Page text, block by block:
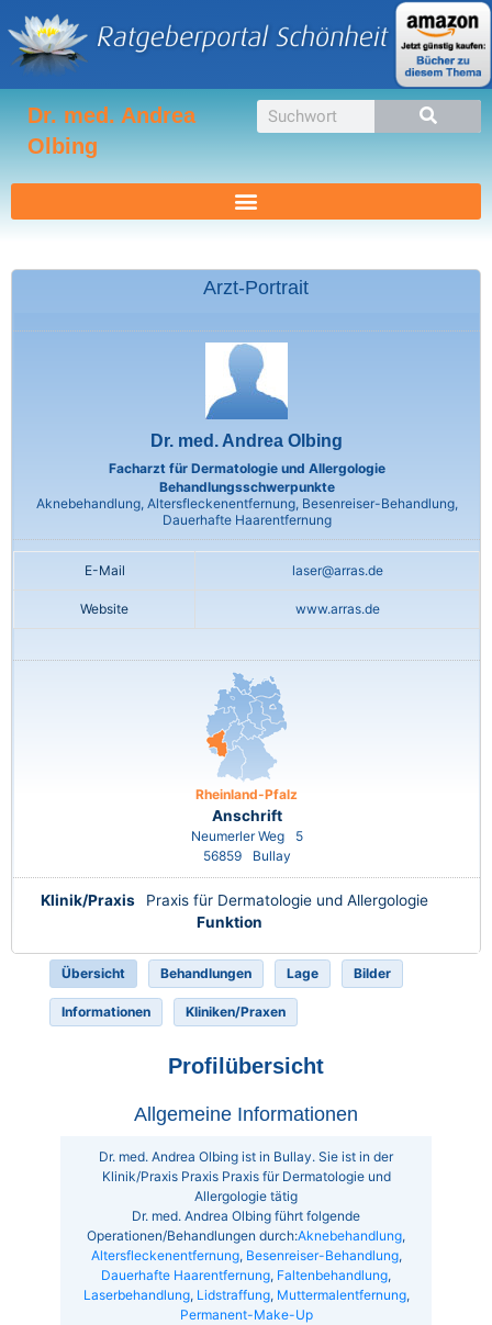
Inhalt
springen
Dr. med. Andrea
Olbing
Suche
Arzt-Portrait
Dr. med. Andrea Olbing
Facharzt für Dermatologie und Allergologie
Behandlungsschwerpunkte
Aknebehandlung, Altersfleckenentfernung, Besenreiser-Behandlung,
Dauerhafte Haarentfernung
E-Mail laser@arras.de
Website www.arras.de
Rheinland-Pfalz
Anschrift
Neumerler Weg
5
56859
Bullay
Klinik/Praxis
Praxis für Dermatologie und Allergologie
Funktion
Übersicht Behandlungen Lage Bilder
Informationen Kliniken/Praxen
Profilübersicht
Allgemeine Informationen
Dr. med. Andrea Olbing ist in Bullay. Sie ist in der
Klinik/Praxis Praxis Praxis für Dermatologie und
Allergologie tätig
Dr. med. Andrea Olbing führt folgende
Operationen/Behandlungen durch:Aknebehandlung,
Altersfleckenentfernung, Besenreiser-Behandlung,
Dauerhafte Haarentfernung, Faltenbehandlung,
Laserbehandlung, Lidstraffung, Muttermalentfernung,
Permanent-Make-Up